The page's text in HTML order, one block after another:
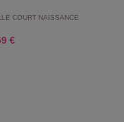
COURT NAISSANCE
€